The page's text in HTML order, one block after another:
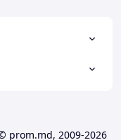
prom.md, 2009-2026